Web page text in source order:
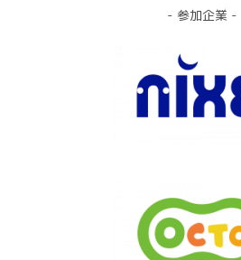
- 参加企業 -